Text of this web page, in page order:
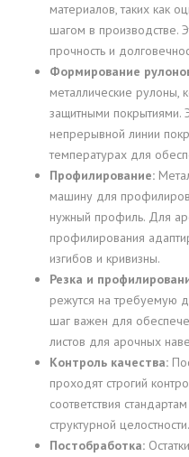
материалов, таких как
шагом в производстве.
прочность и
Формирование
металлические рулоны,
защитными покрытиями.
непрерывной линии
температурах для
Профилирование:
машину для
нужный профиль. Для
профилирования
изгибов и кривизны.
Резка и
режутся на требуемую
шаг важен для
листов для арочных
Контроль качества:
проходят строгий
соответствия
структурной целостности.
Постобработка: